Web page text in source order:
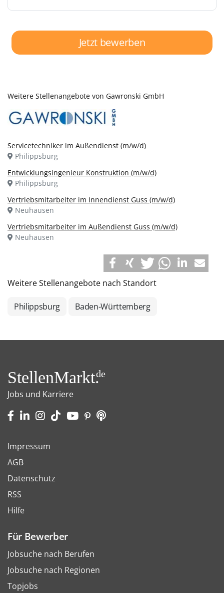
Jetzt bewerben
Weitere Stellenangebote von Gawronski GmbH
Servicetechniker im Außendienst (m/w/d)
Philippsburg
Entwicklungsingenieur Konstruktion (m/w/d)
Philippsburg
Vertriebsmitarbeiter im Innendienst Guss (m/w/d)
Neuhausen
Vertriebsmitarbeiter im Außendienst Guss (m/w/d)
Neuhausen
Weitere Stellenangebote nach Standort
Philippsburg Baden-Württemberg
StellenMarkt.de
Jobs und Karriere
Impressum
AGB
Datenschutz
RSS
Hilfe
Für Bewerber
Jobsuche nach Berufen
Jobsuche nach Regionen
Topjobs